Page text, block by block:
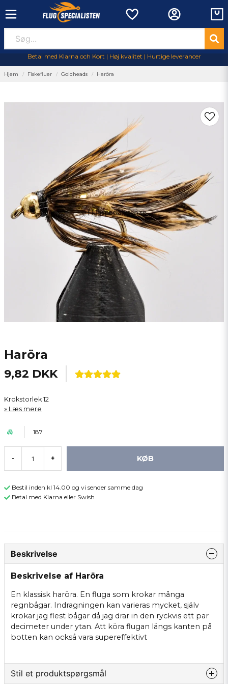
Betal med Klarna och Kort | Høj kvalitet | Hurtige leverancer
Hjem Fiskefluer Goldheads Haröra
Haröra
9,82 DKK
Krokstorlek 12
Læs mere
187
- + KØB
Bestil inden kl 14.00 og vi sender samme dag
Betal med Klarna eller Swish
Beskrivelse
Beskrivelse af Haröra
En klassisk haröra. En fluga som krokar många
regnbågar. Indragningen kan varieras mycket, själv
krokar jag flest bågar då jag drar in den ryckvis ett par
decimeter under ytan. Att köra flugan längs kanten på
botten kan också vara supereffektivt
Stil et produktspørgsmål